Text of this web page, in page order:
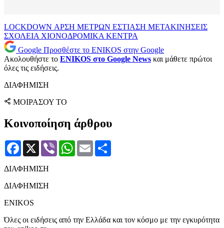
LOCKDOWN ΑΡΣΗ ΜΕΤΡΩΝ ΕΣΤΙΑΣΗ ΜΕΤΑΚΙΝΗΣΕΙΣ
ΣΧΟΛΕΙΑ ΧΙΟΝΟΔΡΟΜΙΚΑ ΚΕΝΤΡΑ
Google Προσθέστε το ENIKOS στην Google
Ακολουθήστε το ENIKOS στο Google News και μάθετε πρώτοι
όλες τις ειδήσεις.
ΔΙΑΦΗΜΙΣΗ
ΜΟΙΡΑΣΟΥ ΤΟ
Κοινοποίηση άρθρου
Facebook
X Viber WhatsApp
Email
ΔΙΑΦΗΜΙΣΗ
ΔΙΑΦΗΜΙΣΗ
ENIKOS
Όλες οι ειδήσεις από την Ελλάδα και τον κόσμο με την εγκυρότητα